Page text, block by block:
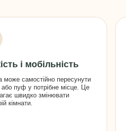
і мобільність
може самостійно пересунути
або пуф у потрібне місце. Це
швидко змінювати
кімнати.